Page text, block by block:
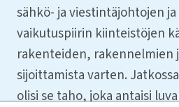
sähkö- ja viestintäjohtojen
vaikutuspiirin kiinteistöjen
rakenteiden, rakennelmien
sijoittamista varten.
olisi se taho, joka antaisi